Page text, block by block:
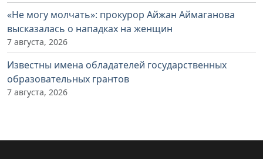
«Не могу молчать»: прокурор Айжан Аймаганова
высказалась о нападках на женщин
7 августа, 2026
Известны имена обладателей государственных
образовательных грантов
7 августа, 2026